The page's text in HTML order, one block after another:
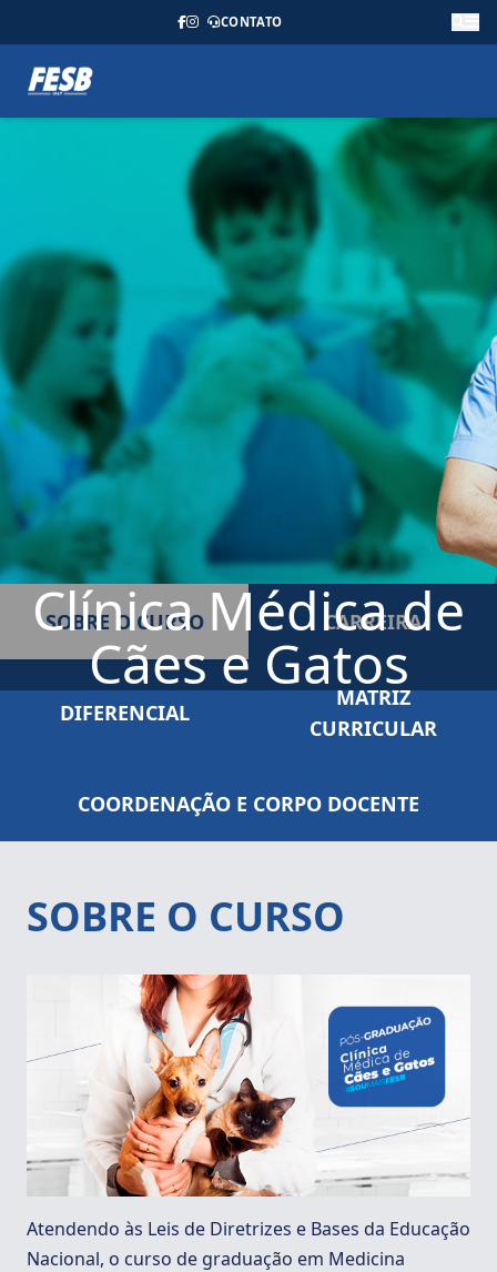
CONTATO
Clínica Médica de
Cães e Gatos
SOBRE O CURSO CARREIRA
DIFERENCIAL
MATRIZ
CURRICULAR
COORDENAÇÃO E CORPO DOCENTE
SOBRE O CURSO
Atendendo às Leis de Diretrizes e Bases da Educação
Nacional, o curso de graduação em Medicina